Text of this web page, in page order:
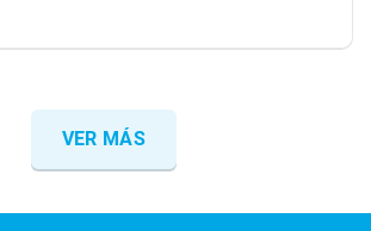
VER MÁS